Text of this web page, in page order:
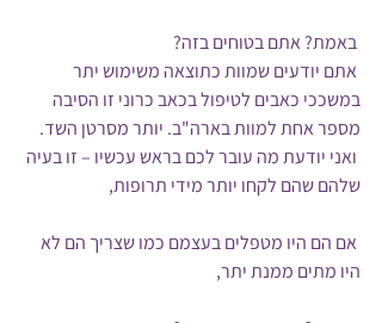
אתם יודעים שמוות כתוצאה משימוש יתר
במשככי כאבים לטיפול בכאב כרוני זו הסיבה
מספר אחת למוות בארה"ב. יותר מסרטן השד.
ואני יודעת מה עובר לכם בראש עכשיו – זו בעיה
שלהם שהם לקחו יותר מידי תרופות,
אם הם היו מטפלים בעצמם כמו שצריך הם לא
היו מתים ממנת יתר,